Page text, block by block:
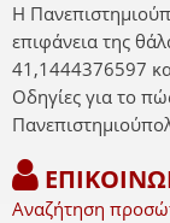
Η
επιφάνεια της
41,1444376597
Οδηγίες για το
Αναζήτηση